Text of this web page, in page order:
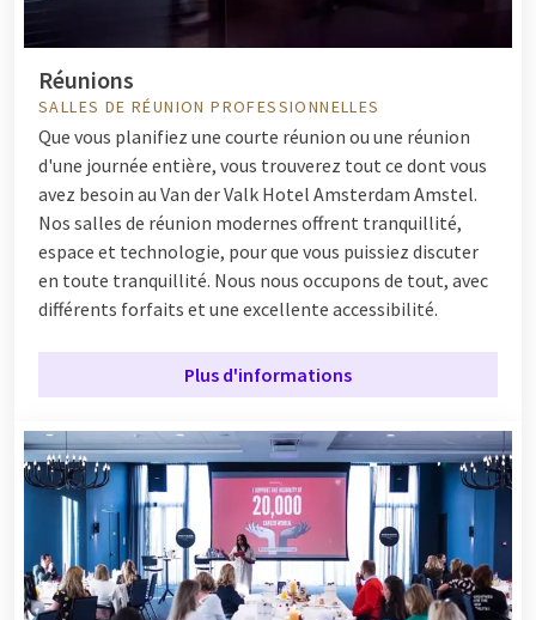
Réunions
SALLES DE RÉUNION PROFESSIONNELLES
Que vous planifiez une courte réunion ou une réunion
d'une journée entière, vous trouverez tout ce dont vous
avez besoin au Van der Valk Hotel Amsterdam Amstel.
Nos salles de réunion modernes offrent tranquillité,
espace et technologie, pour que vous puissiez discuter
en toute tranquillité. Nous nous occupons de tout, avec
différents forfaits et une excellente accessibilité.
Plus d'informations